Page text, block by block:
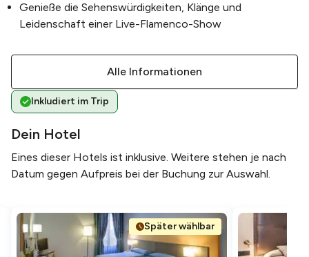
Genieße die Sehenswürdigkeiten, Klänge und
Leidenschaft einer Live-Flamenco-Show
Alle Informationen
Inkludiert im Trip
Dein Hotel
Eines dieser Hotels ist inklusive. Weitere stehen je nach
Datum gegen Aufpreis bei der Buchung zur Auswahl.
Später wählbar